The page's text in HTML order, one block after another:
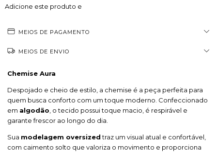
Adicione este produto e
MEIOS DE PAGAMENTO
MEIOS DE ENVIO
Chemise Aura
Despojado e cheio de estilo, a chemise é a peça perfeita para
quem busca conforto com um toque moderno. Confeccionado
em algodão , o tecido possui toque macio, é respirável e
garante frescor ao longo do dia.
Sua modelagem oversizedtraz um visual atual e confortável,
com caimento solto que valoriza o movimento e proporciona